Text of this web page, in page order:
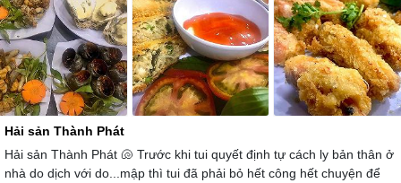
Hải sản Thành Phát
Hải sản Thành Phát 🐚 Trước khi tui quyết định tự cách ly bản thân ở
nhà do dịch với do...mập thì tui đã phải bỏ hết công hết chuyện để